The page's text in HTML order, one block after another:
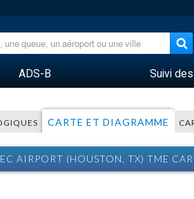
ADS-B Suivi
CARTE ET DIAGRAMME
AIRPORT (HOUSTON, TX) TME